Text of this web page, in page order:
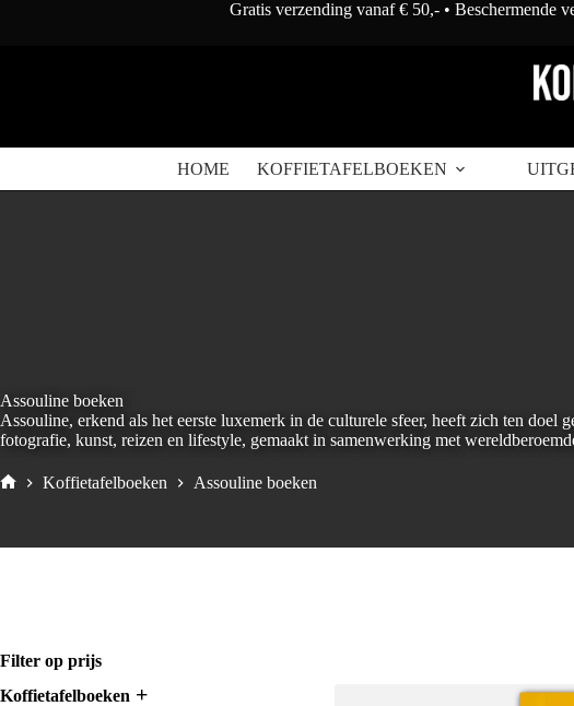
Gratis verzending vanaf € 50,- • Beschermende
HOME KOFFIETAFELBOEKEN
Assouline boeken
Assouline, erkend als het eerste luxemerk in de culturele sfeer, heeft zich ten
fotografie, kunst, reizen en lifestyle, gemaakt in samenwerking met
Koffietafelboeken Assouline boeken
Filter op prijs
Koffietafelboeken